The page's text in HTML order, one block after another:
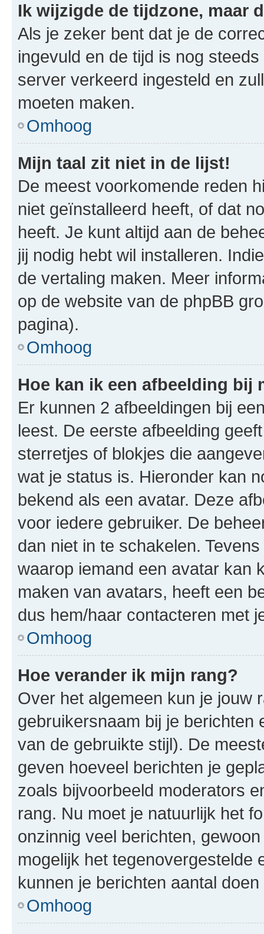
Ik wijzigde de tijdzone, maar
Als je zeker bent dat je de
ingevuld en de tijd is nog
server verkeerd ingesteld en
moeten maken.
Omhoog
Mijn taal zit niet in de lijst!
De meest voorkomende reden
niet geïnstalleerd heeft, of dat
heeft. Je kunt altijd aan de
jij nodig hebt wil installeren.
de vertaling maken. Meer
op de website van de phpBB
pagina).
Omhoog
Hoe kan ik een afbeelding bij
Er kunnen 2 afbeeldingen bij
leest. De eerste afbeelding
sterretjes of blokjes die
wat je status is. Hieronder kan
bekend als een avatar. Deze
voor iedere gebruiker. De
dan niet in te schakelen.
waarop iemand een avatar kan
maken van avatars, heeft een
dus hem/haar contacteren met
Omhoog
Hoe verander ik mijn rang?
Over het algemeen kun je jouw
gebruikersnaam bij je berichten
van de gebruikte stijl). De
geven hoeveel berichten je
zoals bijvoorbeeld moderators
rang. Nu moet je natuurlijk het
onzinnig veel berichten,
mogelijk het tegenovergestelde
kunnen je berichten aantal doen
Omhoog